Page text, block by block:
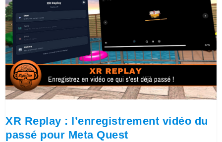
XR Replay : l’enregistrement vidéo du
passé pour Meta Quest